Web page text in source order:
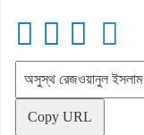
Copy URL